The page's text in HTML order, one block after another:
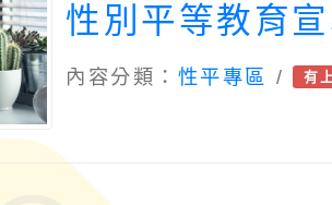
性別平等教育
內容分類： 性平專區 / 有